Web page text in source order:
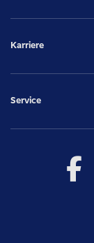
Karriere
Service